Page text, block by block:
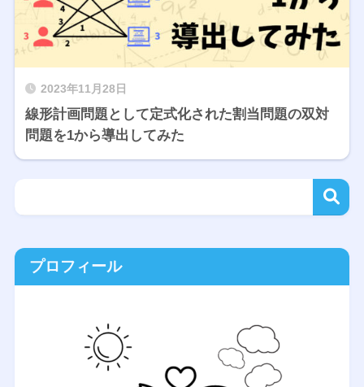
2023年11月28日
線形計画問題として定式化された割当問題の双対
問題を1から導出してみた
プロフィール